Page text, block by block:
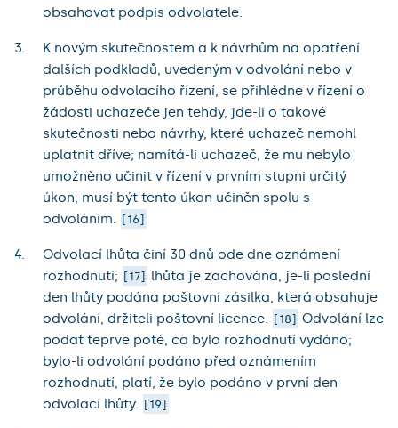
obsahovat podpis odvolatele.
K novým skutečnostem a k návrhům na opatření
dalších podkladů, uvedeným v odvolání nebo v
průběhu odvolacího řízení, se přihlédne v řízení o
žádosti uchazeče jen tehdy, jde-li o takové
skutečnosti nebo návrhy, které uchazeč nemohl
uplatnit dříve; namítá-li uchazeč, že mu nebylo
umožněno učinit v řízení v prvním stupni určitý
úkon, musí být tento úkon učiněn spolu s
odvoláním.
16
Odvolací lhůta činí 30 dnů ode dne oznámení
rozhodnutí;
17
lhůta je zachována, je-li poslední
den lhůty podána poštovní zásilka, která obsahuje
odvolání, držiteli poštovní licence.
18
Odvolání lze
podat teprve poté, co bylo rozhodnutí vydáno;
bylo-li odvolání podáno před oznámením
rozhodnutí, platí, že bylo podáno v první den
odvolací lhůty.
19